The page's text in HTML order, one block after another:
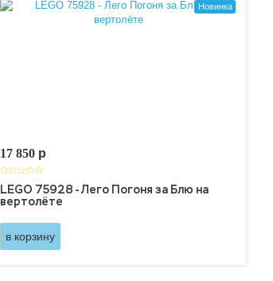
Новинка
17 850 p
LEGO 75928 - Лего Погоня за Блю на
вертолёте
в корзину